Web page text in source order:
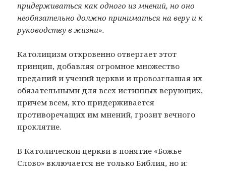
придерживаться как одного из мнений, но оно
необязательно должно приниматься на веруи к
руководству в жизни».
Католицизм откровенно отвергает этот
принцип, добавляя огромное множество
преданий и учений церкви и провозглашая их
обязательными для всех истинных верующих,
причем всем, кто придерживается
противоречащих им мнений, грозит вечного
проклятие.
В Католической церкви в понятие «Божье
Слово» включается не только Библия, но и: